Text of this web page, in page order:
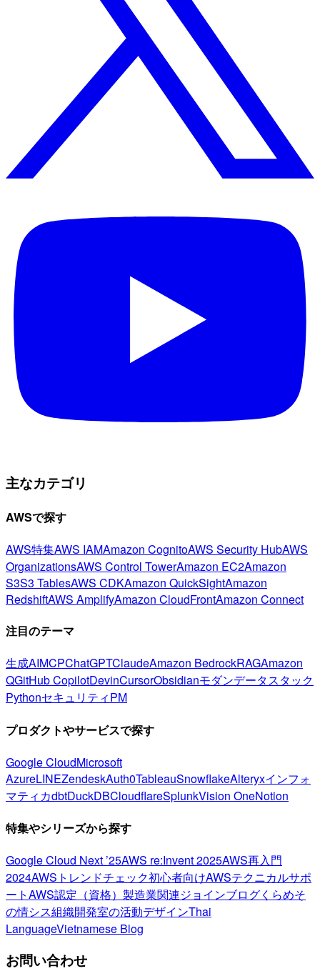
主なカテゴリ
AWSで探す
AWS特集AWS IAMAmazon CognitoAWS Security HubAWS
OrganizationsAWS Control TowerAmazon EC2Amazon
S3S3 TablesAWS CDKAmazon QuickSightAmazon
RedshiftAWS AmplifyAmazon CloudFrontAmazon Connect
注目のテーマ
生成AIMCPChatGPTClaudeAmazon BedrockRAGAmazon
QGitHub CopilotDevinCursorObsidianモダンデータスタック
PythonセキュリティPM
プロダクトやサービスで探す
Google CloudMicrosoft
AzureLINEZendeskAuth0TableauSnowflakeAlteryxインフォ
マティカdbtDuckDBCloudflareSplunkVision OneNotion
特集やシリーズから探す
Google Cloud Next ’25AWS re:Invent 2025AWS再入門
2024AWSトレンドチェック初心者向けAWSテクニカルサポ
ートAWS認定（資格） 製造業関連ジョインブログくらめそ
の情シス組織開発室の活動デザインThai
LanguageVietnamese Blog
お問い合わせ